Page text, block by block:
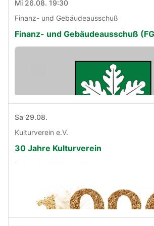
Mi 26.08. 19:30
Finanz- und Gebäudeausschuß
Finanz- und Gebäudeausschuß
Sa 29.08.
Kulturverein e.V.
30 Jahre Kulturverein